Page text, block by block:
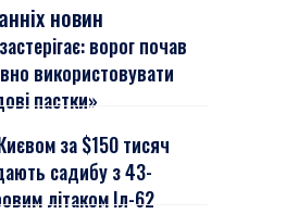
новин
ворог почав
використовувати
пастки»
за $150 тисяч
садибу з 43-
літаком Іл-62